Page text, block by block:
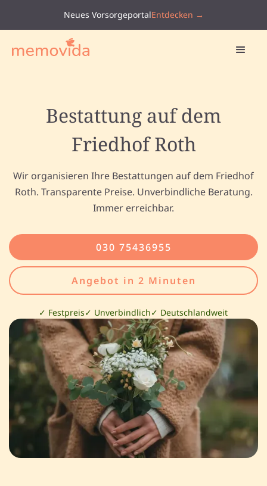
Neues VorsorgeportalEntdecken →
Bestattung auf dem
Friedhof Roth
Wir organisieren Ihre Bestattungen auf dem Friedhof
Roth. Transparente Preise. Unverbindliche Beratung.
Immer erreichbar.
030 75436955
Angebot in 2 Minuten
✓ Festpreis✓ Unverbindlich✓ Deutschlandweit